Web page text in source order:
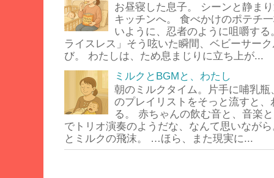
お昼寝した息子。 シーンと静ま
キッチンへ。 食べかけのポテチ
いように、忍者のように咀嚼す
ライスレス」そう呟いた瞬間、ベビーサー
び。 わたしは、ため息まじりに立ち上が...
ミルクとBGMと、わたし
朝のミルクタイム。片手に哺乳
のプレイリストをそっと流すと
る。 赤ちゃんの飲む音と、音楽
でトリオ演奏のようだな、なんて思いなが
とミルクの飛沫。 …ほら、また現実に...